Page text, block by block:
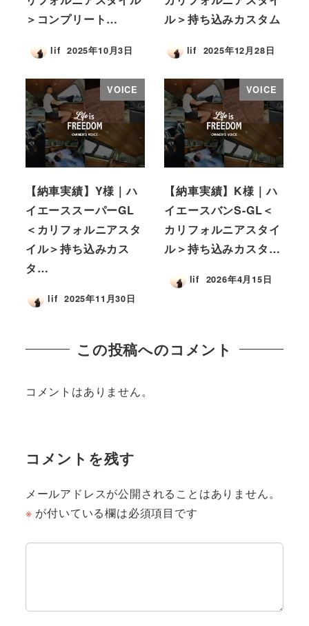
＞コンプリート…
lif 2025年10月3日
ル＞持ち込みカスタム
lif 2025年12月28日
VOICE
【納車実績】Y様｜ハ
イエーススーパーGL
＜カリフォルニアスタ
イル＞持ち込みカス
タ…
lif 2025年11月30日
VOICE
【納車実績】K様｜ハ
イエースバンS-GL＜
カリフォルニアスタイ
ル＞持ち込みカスタ…
lif 2026年4月15日
この投稿へのコメント
コメントはありません。
コメントを残す
メールアドレスが公開されることはありません。
※ が付いている欄は必須項目です